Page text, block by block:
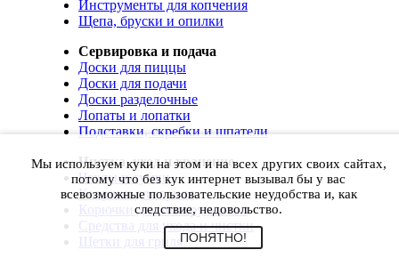
Инструменты для копчения
Щепа, бруски и опилки
Сервировка и подача
Доски для пиццы
Доски для подачи
Доски разделочные
Лопаты и лопатки
Подставки, скребки и шпатели
Чистка, уход и хранение
Чехлы и сумки
Коврики для гриля
Корючки для инструментов
Средства для ухода и чистки
Щетки для гриля
Мы используем куки на этом и на всех других своих сайтах,
потому что без кук интернет вызывал бы у вас
всевозможные пользовательские неудобства и, как
следствие, недовольство.
ПОНЯТНО!